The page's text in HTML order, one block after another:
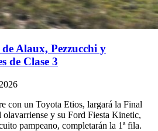
Alaux, Pezzucchi y
de Clase 3
con un Toyota Etios, largará la Final
olavarriense y su Ford Fiesta Kinetic,
pampeano, completarán la 1ª fila.